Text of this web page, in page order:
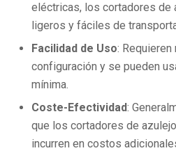
eléctricas, los cortadores de
ligeros y fáciles de
Facilidad de Uso:
configuración y se pueden
mínima.
Coste-Efectividad:
que los cortadores de
incurren en costos